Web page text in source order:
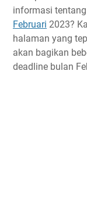
LKTI
Lomba
ke-2 Tahun
Lomba
informasi tentang
Februari 2023?
halaman yang
akan bagikan
deadline bulan